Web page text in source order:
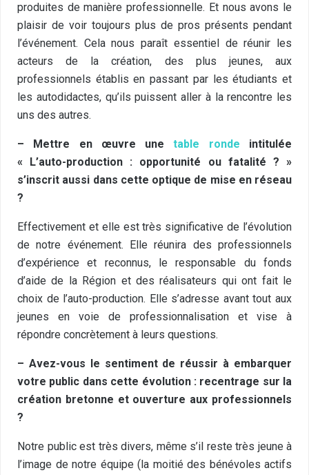
produites de manière professionnelle. Et nous avons le
plaisir de voir toujours plus de pros présents pendant
l’événement. Cela nous paraît essentiel de réunir les
acteurs de la création, des plus jeunes, aux
professionnels établis en passant par les étudiants et
les autodidactes, qu’ils puissent aller à la rencontre les
uns des autres.
– Mettre en œuvre unetable ronde intitulée
« L’auto-production : opportunité ou fatalité ? »
s’inscrit aussi dans cette optique de mise en réseau
?
Effectivement et elle est très significative de l’évolution
de notre événement. Elle réunira des professionnels
d’expérience et reconnus, le responsable du fonds
d’aide de la Région et des réalisateurs qui ont fait le
choix de l’auto-production. Elle s’adresse avant tout aux
jeunes en voie de professionnalisation et vise à
répondre concrètement à leurs questions.
– Avez-vous le sentiment de réussir à embarquer
votre public dans cette évolution : recentrage sur la
création bretonne et ouverture aux professionnels
?
Notre public est très divers, même s’il reste très jeune à
l’image de notre équipe (la moitié des bénévoles actifs